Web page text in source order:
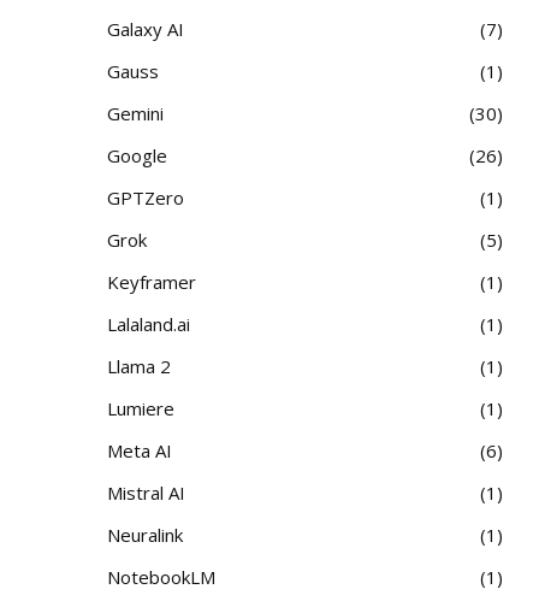
Galaxy AI
7
Gauss
1
Gemini
30
Google
26
GPTZero
1
Grok
5
Keyframer
1
Lalaland.ai
1
Llama 2
1
Lumiere
1
Meta AI
6
Mistral AI
1
Neuralink
1
NotebookLM
1